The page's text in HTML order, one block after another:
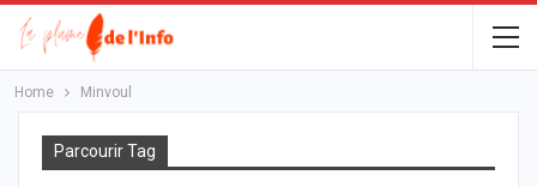
Home Minvoul
Parcourir Tag